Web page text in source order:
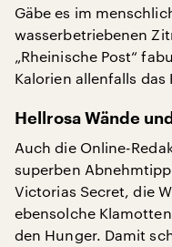
Gäbe es im
wasserbetriebenen
„Rheinische Post“
Kalorien allenfalls
Hellrosa Wände
Auch die Online-
superben
Victorias Secret, die
ebensolche
den Hunger. Damit